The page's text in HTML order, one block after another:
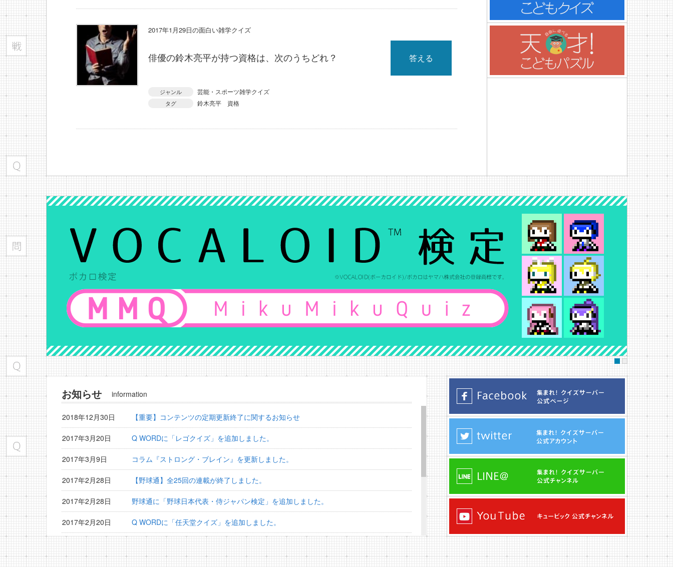
2017年1月29日の面白い雑学クイズ
俳優の鈴木亮平が持つ資格は、次のうちどれ？ 答える
ジャンル 芸能・スポーツ雑学クイズ
タグ 鈴木亮平 資格
お知らせ information
2018年12月30日 【重要】コンテンツの定期更新終了に関するお知らせ
2017年3月20日 Q WORDに「レゴクイズ」を追加しました。
2017年3月9日 コラム『ストロング・ブレイン』を更新しました。
2017年2月28日 【野球通】全25回の連載が終了しました。
2017年2月28日 野球通に「野球日本代表・侍ジャパン検定」を追加しました。
2017年2月20日 Q WORDに「任天堂クイズ」を追加しました。